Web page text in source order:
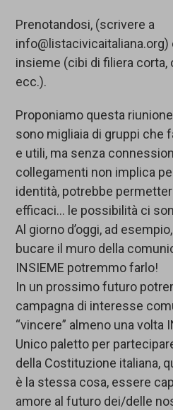
Prenotandosi, (scrivere a
insieme (cibi di filiera
ecc.).
Proponiamo questa
sono migliaia di gruppi che
e utili, ma senza
collegamenti non implica
identità, potrebbe
efficaci… le possibilità ci
Al giorno d’oggi, ad
bucare il muro della
INSIEME potremmo farlo!
In un prossimo futuro
campagna di interesse
“vincere” almeno una volta
Unico paletto per
della Costituzione italiana,
è la stessa cosa, essere
amore al futuro dei/delle